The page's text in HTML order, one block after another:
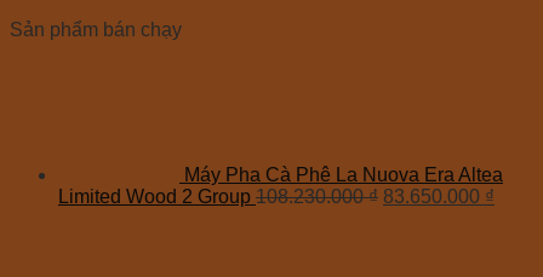
Sản phẩm bán chạy
Máy Pha Cà Phê La Nuova Era Altea
Limited Wood 2 Group 108.230.000₫ 83.650.000 ₫